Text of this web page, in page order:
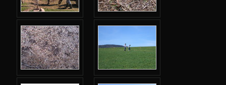
Podzimní 2016
Jarní 2016
Podzimní 2015
Jarní 2015
Podzimní 2014